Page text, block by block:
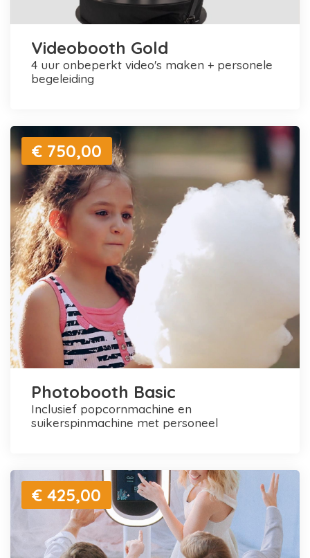
Videobooth Gold
4 uur onbeperkt video's maken + personele
begeleiding
€ 750,00
Photobooth Basic
inclusief popcornmachine en
suikerspinmachine met personeel
€ 425,00